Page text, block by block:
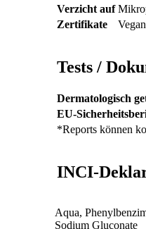
Verzicht auf
Zertifikate
Tests /
Dermatologisch
EU-
*Reports können
INCI-
Aqua,
Sodium Gluconate